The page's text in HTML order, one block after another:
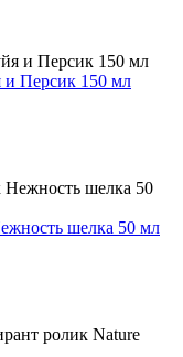
и Персик 150 мл
шелка 50 мл